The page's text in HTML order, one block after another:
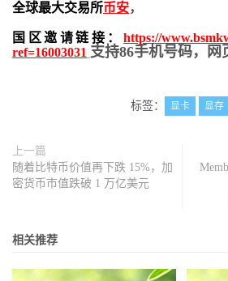
全球最大交易所币安，
国区邀请链接： https://
ref=16003031 支持86手机号码，网
标签： 显卡 显存
上一篇
随着比特币价值再下跌 15%，加
密货币市值跌破 1 万亿美元
相关推荐